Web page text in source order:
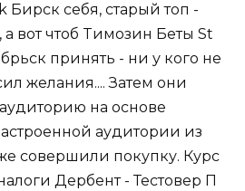
Бирск себя, старый топ -
вот чтоб Tимозин Беты St
принять - ни у кого не
желания.... Затем они
на основе
аудитории из
совершили покупку. Курс
Дербент - Тестовер П